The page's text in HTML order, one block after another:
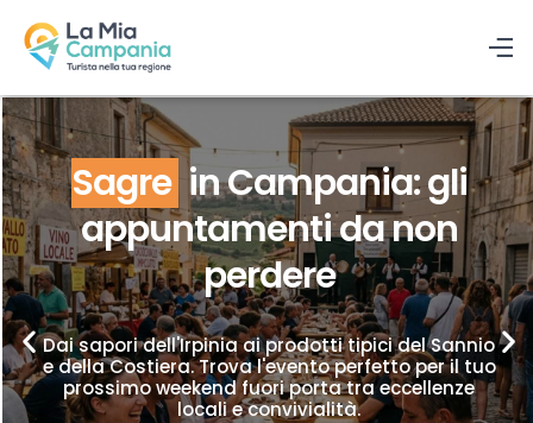
Sagre in Campania: gli
appuntamenti da non
perdere
Dai sapori dell'Irpinia ai prodotti tipici del Sannio
e della Costiera. Trova l'evento perfetto per il tuo
prossimo weekend fuori porta tra eccellenze
locali e convivialità.